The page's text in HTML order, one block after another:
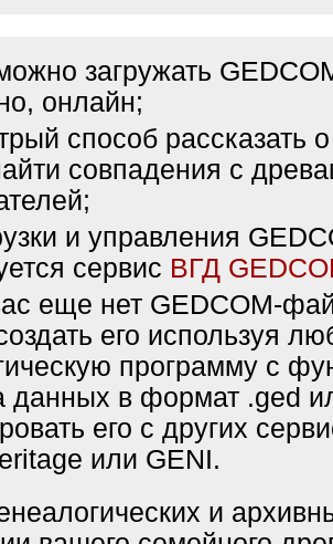
загружать
онлайн;
способ рассказать
совпадения с
и управления
сервис ВГД
еще нет GEDCOM-
его используя
программу с
данных в формат .ged
его с других
или GENI.
и